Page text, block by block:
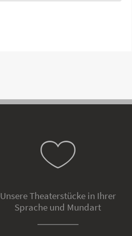
Unsere Theaterstücke in Ihrer
Sprache und Mundart